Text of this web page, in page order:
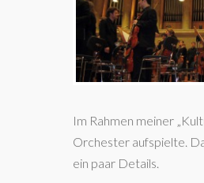
Im Rahmen meiner
Orchester aufspielte.
ein paar Details.